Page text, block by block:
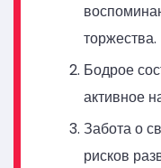
торжества.
Бодрое
активное
Забота о
рисков